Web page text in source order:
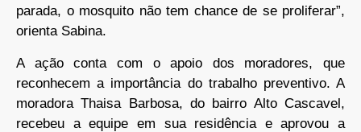
parada, o mosquito não tem chance de se proliferar”,
orienta Sabina.
A ação conta com o apoio dos moradores, que
reconhecem a importância do trabalho preventivo. A
moradora Thaisa Barbosa, do bairro Alto Cascavel,
recebeu a equipe em sua residência e aprovou a